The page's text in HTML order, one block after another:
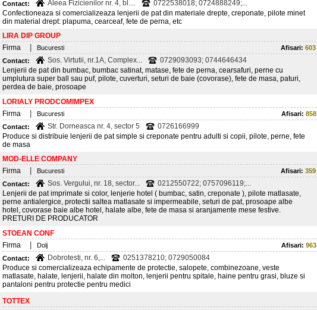
Contact:
Aleea Fizicienilor nr. 4, bl....
0722538018; 0724888249;...
Confectioneaza si comercializeaza lenjerii de pat din materiale drepte, creponate, pilote minet
din material drept: plapuma, cearceaf, fete de perna, etc
LIRA DIP GROUP
Firma
Bucuresti Afisari: 603
Contact:
Sos. Virtutii, nr.1A, Complex...
0729093093; 0744646434
Lenjerii de pat din bumbac, bumbac satinat, matase, fete de perna, cearsafuri, perne cu
umplutura super ball sau puf, pilote, cuverturi, seturi de baie (covorase), fete de masa, paturi,
perdea de baie, prosoape
LORIALY PRODCOMIMPEX
Firma
Bucuresti Afisari: 858
Contact:
Str. Dorneasca nr. 4, sector 5
0726166999
Produce si distribuie lenjerii de pat simple si creponate pentru adulti si copii, pilote, perne, fete
de masa
MOD-ELLE COMPANY
Firma
Bucuresti Afisari: 359
Contact:
Sos. Vergului, nr. 18, sector...
0212550722; 0757096119;...
Lenjerii de pat imprimate si color, lenjerie hotel ( bumbac, satin, creponate ), pilote matlasate,
perne antialergice, protectii saltea matlasate si impermeabile, seturi de pat, prosoape albe
hotel, covorase baie albe hotel, halate albe, fete de masa si aranjamente mese festive.
PRETURI DE PRODUCATOR
STOEAN CONF
Firma
Dolj Afisari: 963
Contact:
Dobrotesti, nr. 6,...
0251378210; 0729050084
Produce si comercializeaza echipamente de protectie, salopete, combinezoane, veste
matlasate, halate, lenjerii, halate din molton, lenjerii pentru spitale, haine pentru grasi, bluze si
pantaloni pentru protectie pentru medici
TOTTEX